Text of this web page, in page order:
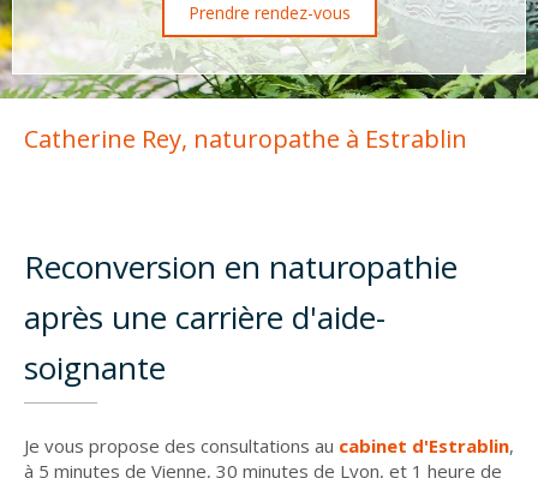
Prendre rendez-vous
Catherine Rey, naturopathe à Estrablin
Reconversion en naturopathie
après une carrière d'aide-
soignante
Je vous propose des consultations au cabinet d'Estrablin,
à 5 minutes de Vienne, 30 minutes de Lyon, et 1 heure de